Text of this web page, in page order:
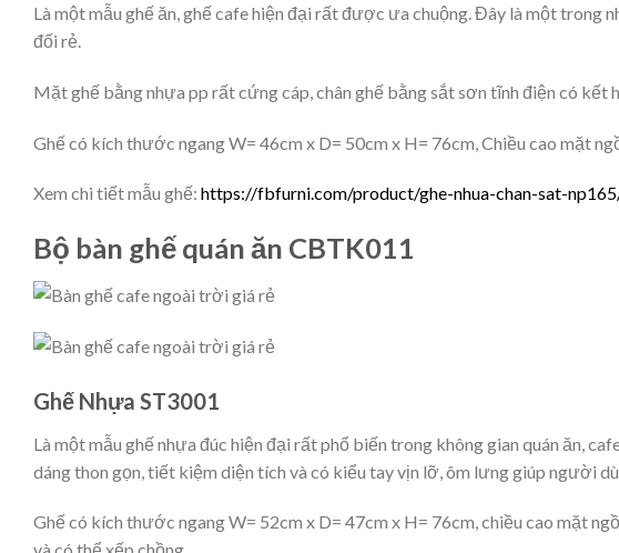
Là một mẫu ghế ăn, ghế cafe hiện đại rất được ưa chuộng. Đây là một trong
đối rẻ.
Mặt ghế bằng nhựa pp rất cứng cáp, chân ghế bằng sắt sơn tĩnh điện có kết
Ghế có kích thước ngang W= 46cm x D= 50cm x H= 76cm, Chiều cao mặt
Xem chi tiết mẫu ghế: https://fbfurni.com/product/ghe-nhua-chan-sat-
Bộ bàn ghế quán ăn CBTK011
Ghế Nhựa ST3001
Là một mẫu ghế nhựa đúc hiện đại rất phổ biến trong không gian quán ăn,
dáng thon gọn, tiết kiệm diện tích và có kiểu tay vịn lỡ, ôm lưng giúp người
Ghế có kích thước ngang W= 52cm x D= 47cm x H= 76cm, chiều cao mặt